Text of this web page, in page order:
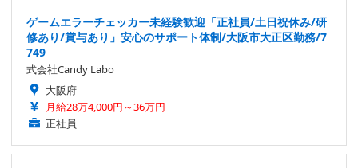
ゲームエラーチェッカー未経験歓迎「正社員/土日祝休み/研
修あり/賞与あり」安心のサポート体制/大阪市大正区勤務/7
749
式会社Candy Labo
大阪府
月給28万4,000円～36万円
正社員